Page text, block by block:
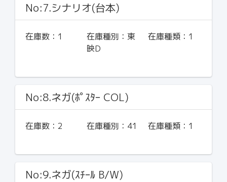
No:7.シナリオ(台本)
在庫数： 1 在庫種別： 東
映D
在庫種類： 1
No:8.ネガ(ﾎﾟｽﾀｰ COL)
在庫数： 2 在庫種別： 41 在庫種類： 1
No:9.ネガ(ｽﾁｰﾙ B/W)